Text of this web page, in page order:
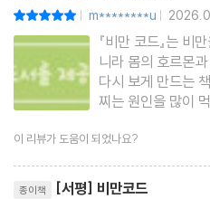
| m********u |
『비만 코드』는 비
니라 몸의 호르몬
다시 보게 만드는
찌는 원인을 많이
고, 그래서 다이어
믿었습니다. 하지
렸을 수 있다고 말
린과 호르몬 불균형
이 리뷰가 도움이 되었나요?
종이책 [서평] 비만코드